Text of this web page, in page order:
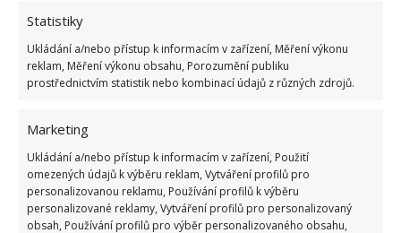
Statistiky
Ukládání a/nebo přístup k informacím v zařízení, Měření výkonu
reklam, Měření výkonu obsahu, Porozumění publiku
prostřednictvím statistik nebo kombinací údajů z různých zdrojů.
Marketing
Ukládání a/nebo přístup k informacím v zařízení, Použití
omezených údajů k výběru reklam, Vytváření profilů pro
personalizovanou reklamu, Používání profilů k výběru
personalizované reklamy, Vytváření profilů pro personalizovaný
obsah, Používání profilů pro výběr personalizovaného obsahu,
Za zmínku rovněž stojí dotace na tzv. re-use centra, o
nichž píšíDotační-noviny. Jejich funkce spočívá
v tom, že lidé do nich mohou nosit to, co už
nejde jen o domácí spotřebiče nebo
nábytek, ale třeba i o stavební materiál
Z materiálu z druhé ruky se přitom dají vytvořit i
krásnáobydlíza naprosto mizivou sumu. O jednom
takovém jsme psali už dříve na BydlímeÚtulně.